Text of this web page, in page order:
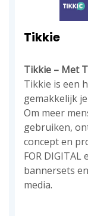
Tikkie
Tikkie – Met
Tikkie is een
gemakkelijk
Om meer
gebruiken,
concept en
FOR
bannersets
media.